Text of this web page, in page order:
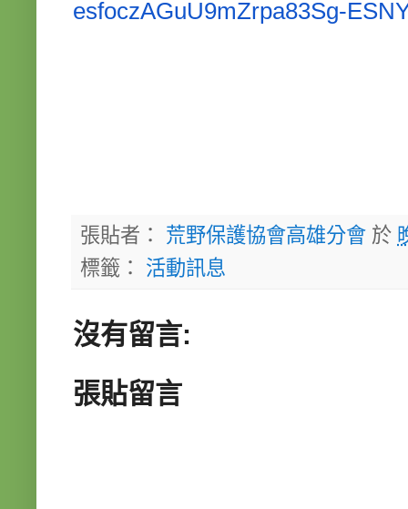
esfoczAGuU9mZrpa83Sg-
張貼者： 荒野保護協會高雄分會 於
標籤： 活動訊息
沒有留言:
張貼留言